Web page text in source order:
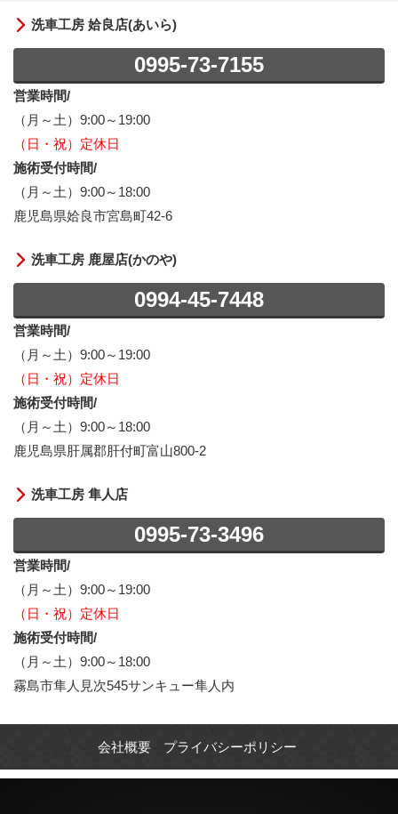
洗車工房 姶良店(あいら)
0995-73-7155
営業時間/
（月～土）9:00～19:00
（日・祝）定休日
施術受付時間/
（月～土）9:00～18:00
鹿児島県姶良市宮島町42-6
洗車工房 鹿屋店(かのや)
0994-45-7448
営業時間/
（月～土）9:00～19:00
（日・祝）定休日
施術受付時間/
（月～土）9:00～18:00
鹿児島県肝属郡肝付町富山800-2
洗車工房 隼人店
0995-73-3496
営業時間/
（月～土）9:00～19:00
（日・祝）定休日
施術受付時間/
（月～土）9:00～18:00
霧島市隼人見次545サンキュー隼人内
会社概要 プライバシーポリシー